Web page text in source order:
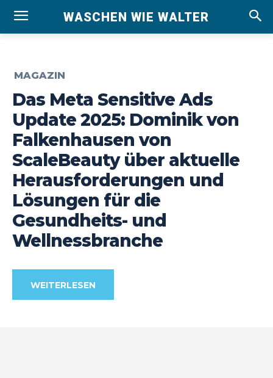
WASCHEN WIE WALTER
MAGAZIN
Das Meta Sensitive Ads
Update 2025: Dominik von
Falkenhausen von
ScaleBeauty über aktuelle
Herausforderungen und
Lösungen für die
Gesundheits- und
Wellnessbranche
WEITERLESEN